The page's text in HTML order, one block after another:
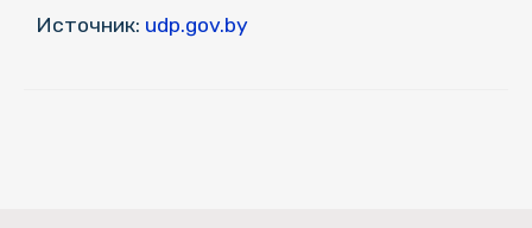
Источник: udp.gov.by